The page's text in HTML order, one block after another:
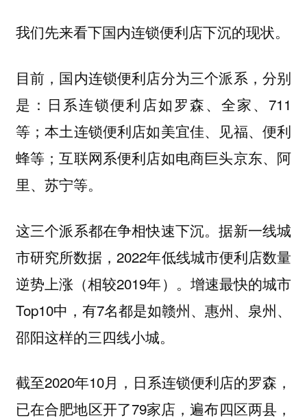
我们先来看下国内连锁便利店下沉的现状。
目前，国内连锁便利店分为三个派系，分别
是：日系连锁便利店如罗森、全家、711
等；本土连锁便利店如美宜佳、见福、便利
蜂等；互联网系便利店如电商巨头京东、阿
里、苏宁等。
这三个派系都在争相快速下沉。据新一线城
市研究所数据，2022年低线城市便利店数量
逆势上涨（相较2019年）。增速最快的城市
Top10中，有7名都是如赣州、惠州、泉州、
邵阳这样的三四线小城。
截至2020年10月，日系连锁便利店的罗森，
已在合肥地区开了79家店，遍布四区两县，